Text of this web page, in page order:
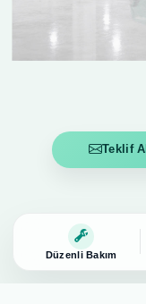
Teklif Al
Düzenli Bakım